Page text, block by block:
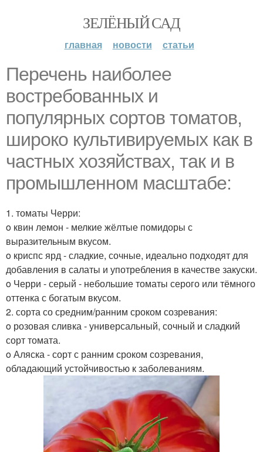
ЗЕЛЁНЫЙ САД
главная новости статьи
Перечень наиболее
востребованных и
популярных сортов томатов,
широко культивируемых как в
частных хозяйствах, так и в
промышленном масштабе:
1. томаты Черри:
o квин лемон - мелкие жёлтые помидоры с
выразительным вкусом.
o криспс ярд - сладкие, сочные, идеально подходят для
добавления в салаты и употребления в качестве закуски.
o Черри - серый - небольшие томаты серого или тёмного
оттенка с богатым вкусом.
2. сорта со средним/ранним сроком созревания:
o розовая сливка - универсальный, сочный и сладкий
сорт томата.
o Аляска - сорт с ранним сроком созревания,
обладающий устойчивостью к заболеваниям.